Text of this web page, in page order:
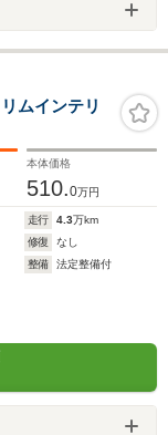
ムインテリ
本体価格
510.0万円
走行 4.3万km
修復
なし
整備
法定整備付